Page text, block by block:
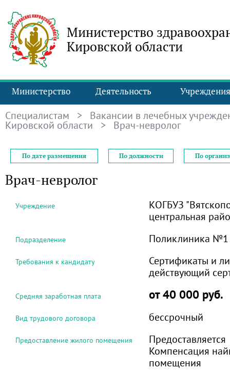
Министерство
Кировской области
Министерство Деятельность Учреждения
Специалистам > Вакансии в лечебных
Кировской области > Врач-невролог
По дате размещения По должности По
Врач-невролог
Учреждение
КОГБУЗ
центральная
Подразделение Поликлиника №1
Требования к кандидату
Сертификаты и
действующий
Средняя заработная плата от 40 000 руб.
Вид трудового договора бессрочный
Предоставление жилого помещения
Предоставляется
Компенсация
помещения